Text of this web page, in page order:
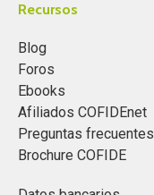
Recursos
Blog
Foros
Ebooks
Afiliados COFIDEnet
Preguntas frecuentes
Brochure COFIDE